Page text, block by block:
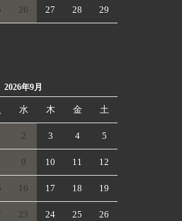
26 27 28 29
2026年9月
水 木 金 土
2 3 4 5
9 10 11 12
16 17 18 19
23 24 25 26